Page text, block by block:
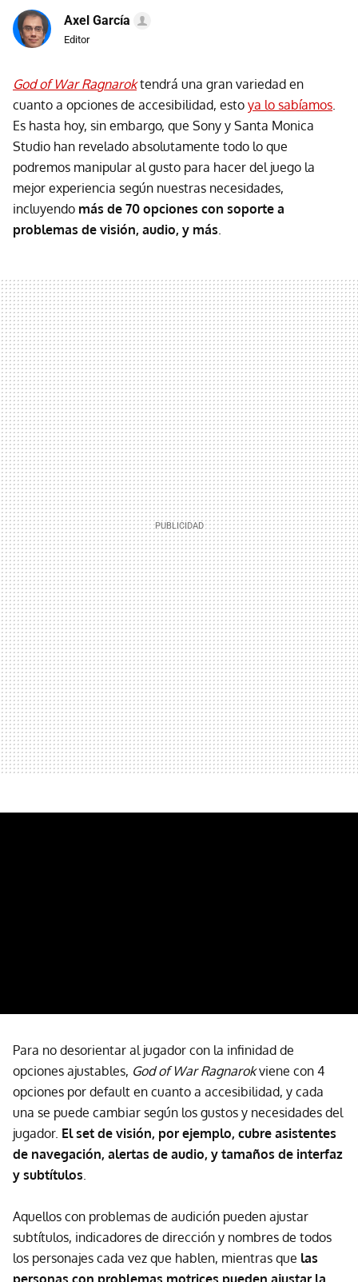
Axel García
Editor
God of War Ragnaroktendrá una gran variedad en
cuanto a opciones de accesibilidad, esto ya lo sabíamos
Es hasta hoy, sin embargo, que Sony y Santa Monica
Studio han revelado absolutamente todo lo que
podremos manipular al gusto para hacer del juego la
mejor experiencia según nuestras necesidades,
incluyendo más de 70 opciones con soporte a
problemas de visión, audio, y más
Para no desorientar al jugador con la infinidad de
opciones ajustables, God of War Ragnarokviene con 4
opciones por default en cuanto a accesibilidad, y cada
una se puede cambiar según los gustos y necesidades del
jugador. El set de visión, por ejemplo, cubre asistentes
de navegación, alertas de audio, y tamaños de interfaz
y subtítulos
Aquellos con problemas de audición pueden ajustar
subtítulos, indicadores de dirección y nombres de todos
los personajes cada vez que hablen, mientras que las
personas con problemas motrices pueden ajustar la